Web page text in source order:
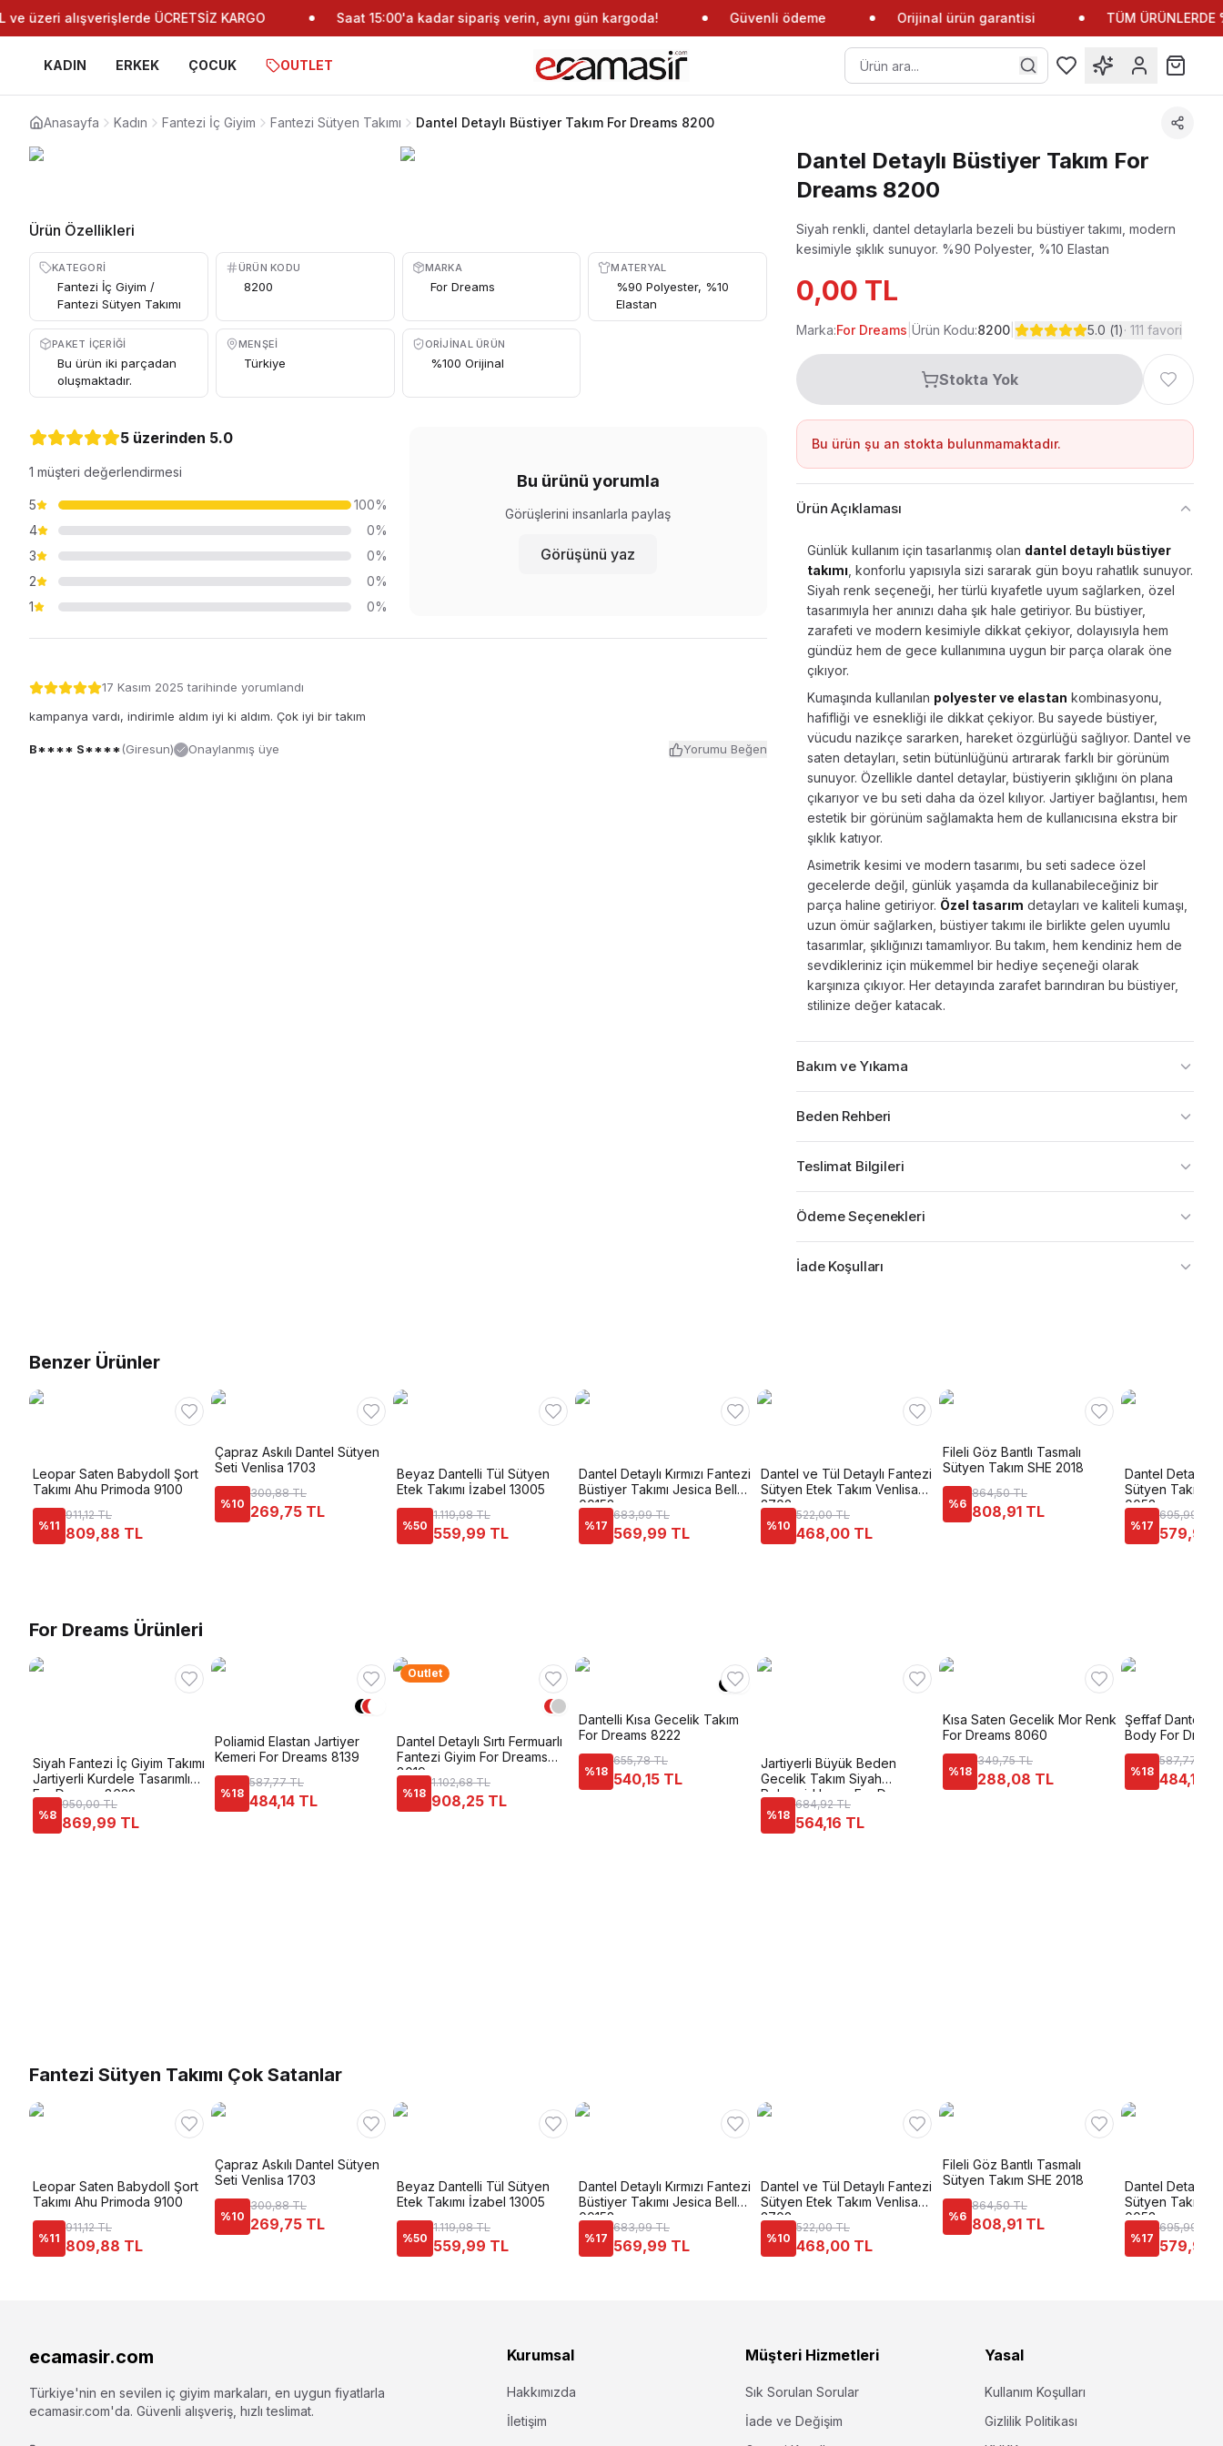
üzeri alışverişlerde ÜCRETSİZ KARGO Saat 15:00'a kadar sipariş verin, aynı gün kargoda! Güvenli ödeme Orijinal ürün garantisi TÜM ÜRÜNLERDE
KADIN ERKEK ÇOCUK OUTLET
Anasayfa Kadın Fantezi İç Giyim Fantezi Sütyen Takımı Dantel Detaylı Büstiyer Takım For Dreams 8200
Ürün Özellikleri
KATEGORI
Fantezi İç Giyim /
Fantezi Sütyen Takımı
ÜRÜN KODU
8200
MARKA
For Dreams
MATERYAL
%90 Polyester, %10
Elastan
PAKET İÇERIĞI
Bu ürün iki parçadan
oluşmaktadır.
MENŞEI
Türkiye
ORIJINAL ÜRÜN
%100 Orijinal
5 üzerinden 5.0
1 müşteri değerlendirmesi
5 100%
4
0%
3
0%
2
0%
1
0%
Bu ürünü yorumla
Görüşlerini insanlarla paylaş
Görüşünü yaz
17 Kasım 2025 tarihinde yorumlandı
kampanya vardı, indirimle aldım iyi ki aldım. Çok iyi bir takım
B**** S****(Giresun) Onaylanmış üye Yorumu Beğen
Dantel Detaylı Büstiyer Takım For
Dreams 8200
Siyah renkli, dantel detaylarla bezeli bu büstiyer takımı, modern
kesimiyle şıklık sunuyor. %90 Polyester, %10 Elastan
0,00 TL
Marka:For Dreams |Ürün Kodu:8200 | 5.0 (1)·111 favori
Stokta Yok
Bu ürün şu an stokta bulunmamaktadır.
Ürün Açıklaması
Günlük kullanım için tasarlanmış olan dantel detaylı büstiyer
takımı , konforlu yapısıyla sizi sararak gün boyu rahatlık sunuyor.
Siyah renk seçeneği, her türlü kıyafetle uyum sağlarken, özel
tasarımıyla her anınızı daha şık hale getiriyor. Bu büstiyer,
zarafeti ve modern kesimiyle dikkat çekiyor, dolayısıyla hem
gündüz hem de gece kullanımına uygun bir parça olarak öne
çıkıyor.
Kumaşında kullanılan polyester ve elastan kombinasyonu,
hafifliği ve esnekliği ile dikkat çekiyor. Bu sayede büstiyer,
vücudu nazikçe sararken, hareket özgürlüğü sağlıyor. Dantel ve
saten detayları, setin bütünlüğünü artırarak farklı bir görünüm
sunuyor. Özellikle dantel detaylar, büstiyerin şıklığını ön plana
çıkarıyor ve bu seti daha da özel kılıyor. Jartiyer bağlantısı, hem
estetik bir görünüm sağlamakta hem de kullanıcısına ekstra bir
şıklık katıyor.
Asimetrik kesimi ve modern tasarımı, bu seti sadece özel
gecelerde değil, günlük yaşamda da kullanabileceğiniz bir
parça haline getiriyor. Özel tasarım detayları ve kaliteli kumaşı,
uzun ömür sağlarken, büstiyer takımı ile birlikte gelen uyumlu
tasarımlar, şıklığınızı tamamlıyor. Bu takım, hem kendiniz hem de
sevdikleriniz için mükemmel bir hediye seçeneği olarak
karşınıza çıkıyor. Her detayında zarafet barındıran bu büstiyer,
stilinize değer katacak.
Bakım ve Yıkama
Beden Rehberi
Teslimat Bilgileri
Ödeme Seçenekleri
İade Koşulları
Benzer Ürünler
Leopar Saten Babydoll Şort
Takımı Ahu Primoda 9100
%11
911,12 TL
809,88 TL
Çapraz Askılı Dantel Sütyen
Seti Venlisa 1703
%10
300,88 TL
269,75 TL
Beyaz Dantelli Tül Sütyen
Etek Takımı İzabel 13005
%50
1.119,98 TL
559,99 TL
Dantel Detaylı Kırmızı Fantezi
Büstiyer Takımı Jesica Bella
00152
%17
683,99 TL
569,99 TL
Dantel ve Tül Detaylı Fantezi
Sütyen Etek Takım Venlisa
2702
%10
522,00 TL
468,00 TL
Fileli Göz Bantlı Tasmalı
Sütyen Takım SHE 2018
%6
864,50 TL
808,91 TL
Dantel Detaylı
Sütyen Takımı
0053
%17
695,99 TL
579,99
For Dreams Ürünleri
Siyah Fantezi İç Giyim Takımı
Jartiyerli Kurdele Tasarımlı
For Dreams 8632
%8
950,00 TL
869,99 TL
Poliamid Elastan Jartiyer
Kemeri For Dreams 8139
%18
587,77 TL
484,14 TL
Outlet
Dantel Detaylı Sırtı Fermuarlı
Fantezi Giyim For Dreams
8019
%18
1.102,68 TL
908,25 TL
Dantelli Kısa Gecelik Takım
For Dreams 8222
%18
655,78 TL
540,15 TL
Jartiyerli Büyük Beden
Gecelik Takım Siyah
Polyamid Lycra For Dreams
8244
%18
684,92 TL
564,16 TL
Kısa Saten Gecelik Mor Renk
For Dreams 8060
%18
349,75 TL
288,08 TL
Şeffaf Dantel
Body For
%18
587,77 TL
484,14
Fantezi Sütyen Takımı Çok Satanlar
Leopar Saten Babydoll Şort
Takımı Ahu Primoda 9100
%11
911,12 TL
809,88 TL
Çapraz Askılı Dantel Sütyen
Seti Venlisa 1703
%10
300,88 TL
269,75 TL
Beyaz Dantelli Tül Sütyen
Etek Takımı İzabel 13005
%50
1.119,98 TL
559,99 TL
Dantel Detaylı Kırmızı Fantezi
Büstiyer Takımı Jesica Bella
00152
%17
683,99 TL
569,99 TL
Dantel ve Tül Detaylı Fantezi
Sütyen Etek Takım Venlisa
2702
%10
522,00 TL
468,00 TL
Fileli Göz Bantlı Tasmalı
Sütyen Takım SHE 2018
%6
864,50 TL
808,91 TL
Dantel Detaylı
Sütyen Takımı
0053
%17
695,99 TL
579,99
ecamasir.com
Türkiye'nin en sevilen iç giyim markaları, en uygun fiyatlarla
ecamasir.com'da. Güvenli alışveriş, hızlı teslimat.
Kurumsal
Hakkımızda
İletişim
Müşteri Hizmetleri
Sık Sorulan Sorular
İade ve Değişim
Yasal
Kullanım Koşulları
Gizlilik Politikası